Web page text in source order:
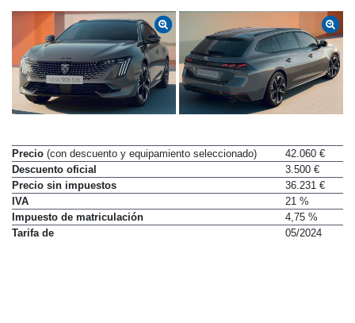
Precio (con descuento y equipamiento seleccionado)
42.060 €
Descuento oficial
3.500 €
Precio sin impuestos
36.231 €
IVA
21 %
Impuesto de matriculación
4,75 %
Tarifa de
05/2024